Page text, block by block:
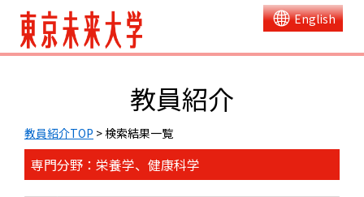
English
教員紹介
教員紹介TOP > 検索結果一覧
専門分野：栄養学、健康科学